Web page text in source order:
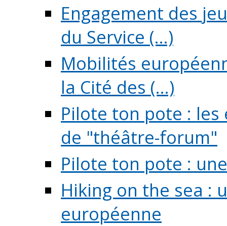
Engagement des
du Service (...)
Mobilités
la Cité des (...)
Pilote ton pote :
de "théâtre-forum"
Pilote ton pote :
Hiking on the sea :
européenne